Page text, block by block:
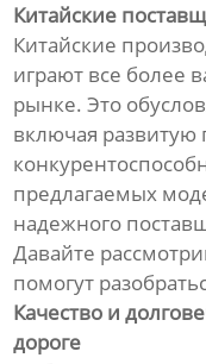
Китайские
Китайские
играют все более
рынке. Это
включая развитую
предлагаемых
надежного
Давайте
помогут
Качество и
дороге